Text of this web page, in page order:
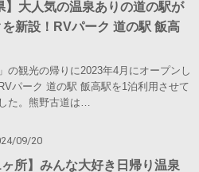
】大人気の温泉ありの道の駅が
を新設！RVパーク 道の駅 飯高
の観光の帰りに2023年4月にオープンし
パーク 道の駅 飯高駅を1泊利用させて
た。熊野古道は…
09/20
ヶ所】みんな大好き日帰り温泉